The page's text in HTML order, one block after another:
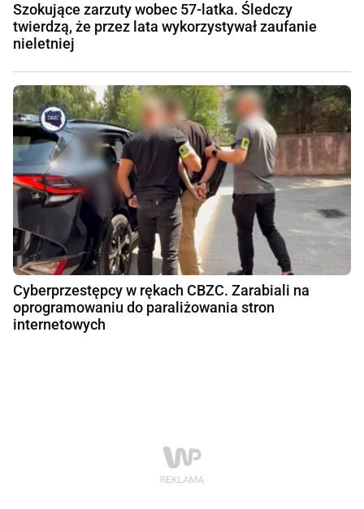
Szokujące zarzuty wobec 57-latka. Śledczy
twierdzą, że przez lata wykorzystywał zaufanie
nieletniej
Cyberprzestępcy w rękach CBZC. Zarabiali na
oprogramowaniu do paraliżowania stron
internetowych